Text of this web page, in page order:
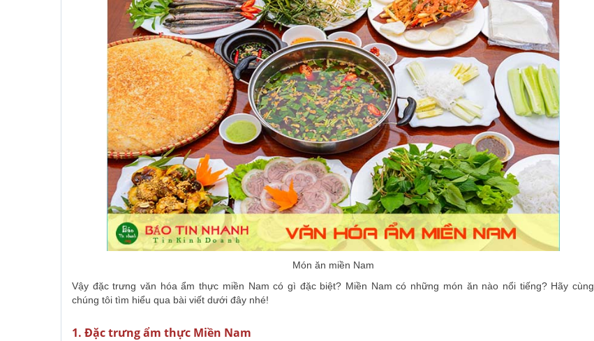
Món ăn miền Nam
Vậy đặc trưng văn hóa ẩm thực miền Nam có gì đặc biệt? Miền Nam có những món ăn nào nổi tiếng? Hãy cùng
chúng tôi tìm hiểu qua bài viết dưới đây nhé!
1. Đặc trưng ẩm thực Miền Nam